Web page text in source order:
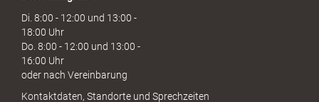
Di. 8:00 - 12:00 und 13:00 -
18:00 Uhr
Do. 8:00 - 12:00 und 13:00 -
16:00 Uhr
oder nach Vereinbarung
Kontaktdaten, Standorte und Sprechzeiten